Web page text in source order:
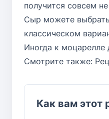
получится совсем
Сыр можете
классическом
Иногда к моцарелле
Смотрите также:
Как вам этот